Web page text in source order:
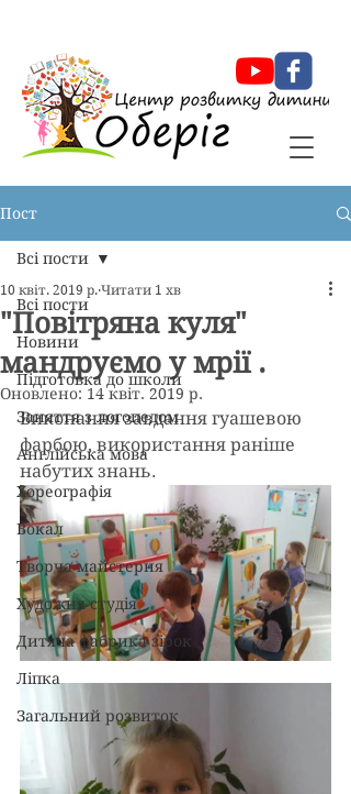
Пост
Всі пости
Новини
Підготовка до школи
Заняття з логопедом
Англійська мова
Хореографія
Вокал
Творча майстерня
Художня студія
Дитяча фабрика зірок
Ліпка
Загальний розвиток
Всі пости
"Повітряна куля"
мандруємо у мрії .
10 квіт. 2019 р. Читати 1 хв
Оновлено: 14 квіт. 2019 р.
Виконання завдання гуашевою
фарбою, використання раніше
набутих знань.